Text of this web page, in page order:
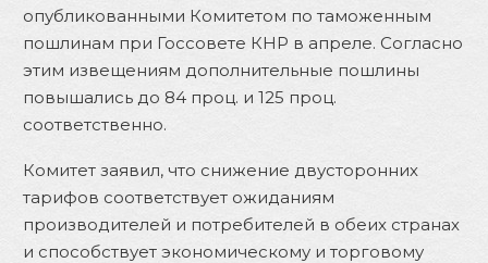
опубликованными Комитетом по таможенным
пошлинам при Госсовете КНР в апреле. Согласно
этим извещениям дополнительные пошлины
повышались до 84 проц. и 125 проц.
соответственно.
Комитет заявил, что снижение двусторонних
тарифов соответствует ожиданиям
производителей и потребителей в обеих странах
и способствует экономическому и торговому